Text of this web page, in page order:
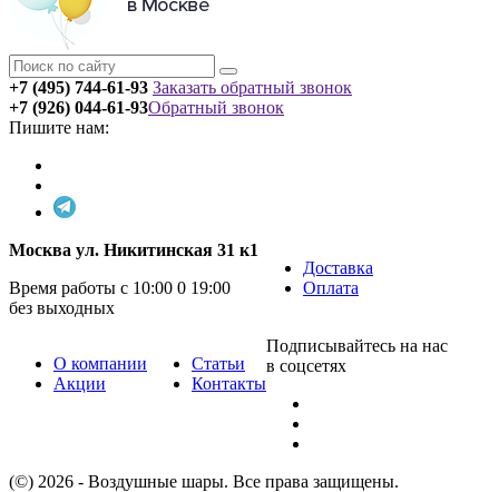
+7 (495) 744-61-93 Заказать обратный звонок
+7 (926) 044-61-93
Пишите нам:
Обратный звонок
Москва ул. Никитинская 31 к1
Время работы с 10:00 0 19:00
без выходных
Доставка
Оплата
О компании
Акции
Статьи
Контакты
Подписывайтесь на нас
в соцсетях
(©) 2026 - Воздушные шары. Все права защищены.